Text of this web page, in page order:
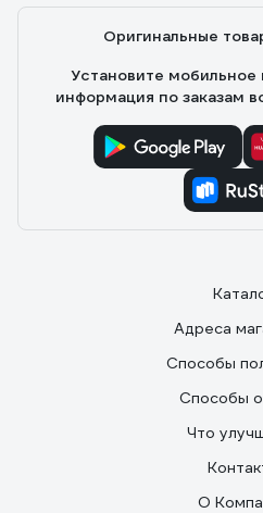
Оригинальные
Установите
информация по заказам
Адреса
Способы
Способы
Что
О